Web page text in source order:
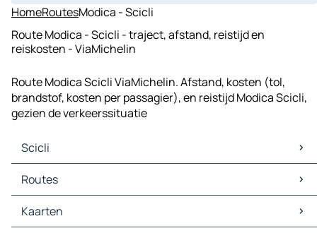
HomeRoutesModica - Scicli
Route Modica - Scicli - traject, afstand, reistijd en
reiskosten - ViaMichelin
Route Modica Scicli ViaMichelin. Afstand, kosten (tol,
brandstof, kosten per passagier), en reistijd Modica Scicli,
gezien de verkeerssituatie
Scicli
Scicli Kaarten
Scicli Verkeer
Scicli Hotels
Scicli Restaurants
Routes
Routes Scicli - Ragusa
Routes Scicli - Modica
Kaarten